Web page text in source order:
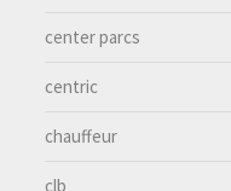
center parcs
centric
chauffeur
clb